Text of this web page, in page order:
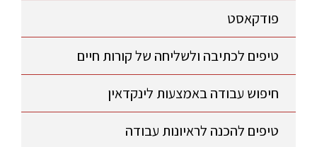
פודקאסט
טיפים לכתיבה ולשליחה של קורות חיים
חיפוש עבודה באמצעות לינקדאין
טיפים להכנה לראיונות עבודה